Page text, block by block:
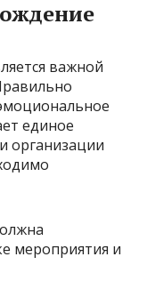
важной
единое
организации
мероприятия и